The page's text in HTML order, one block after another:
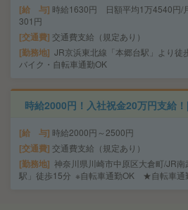
給 与 時給1630円 日額平均1万4540円/
301円
交通費 交通費支給（規定あり）
勤務地 JR京浜東北線「本郷台駅」より
バイク・自転車通勤OK
時給2000円！入社祝金20万円支給
給 与 時給2000円～2500円
交通費 交通費支給（規定あり）
勤務地 神奈川県川崎市中原区大倉町/JR南
駅」徒歩15分 ※自転車通勤OK ★自転車通